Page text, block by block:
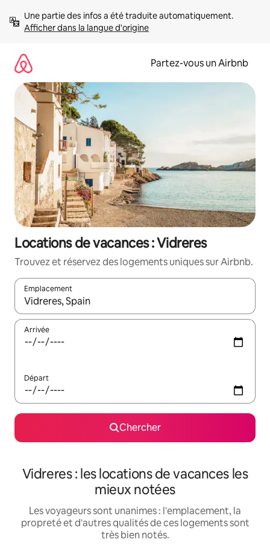
directement
Afficher dans la langue d'origine
Partez-vous un Airbnb
Locations de vacances : Vidreres
Trouvez et réservez des logements uniques sur Airbnb.
Emplacement
Quand les résultats sont affichés, parcourez-les en utilisant
Arrivée
Départ
Chercher
Vidreres : les locations de vacances les
mieux notées
Les voyageurs sont unanimes : l'emplacement, la
propreté et d'autres qualités de ces logements sont
très bien notés.